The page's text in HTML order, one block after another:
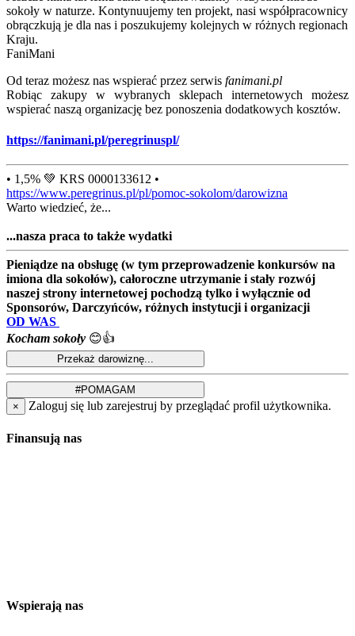
sokoły w naturze. Kontynuujemy ten projekt, nasi współpracownicy
obrączkują je dla nas i poszukujemy kolejnych w różnych regionach
Kraju.
FaniMani
Od teraz możesz nas wspierać przez serwis fanimani.pl
Robiąc zakupy w wybranych sklepach internetowych możesz
wspierać naszą organizację bez ponoszenia dodatkowych kosztów.
https://fanimani.pl/peregrinuspl/
• 1,5% 💚 KRS 0000133612 •
https://www.peregrinus.pl/pl/pomoc-sokolom/darowizna
Warto wiedzieć, że...
...nasza praca to także wydatki
Pieniądze na obsługę (w tym przeprowadzenie konkursów na
imiona dla sokołów), całoroczne utrzymanie i stały rozwój
naszej strony internetowej pochodzą tylko i wyłącznie od
Sponsorów, Darczyńców, różnych instytucji i organizacji
OD WAS
Kocham sokoły 😊👍
× Zaloguj się lub zarejestruj by przeglądać profil użytkownika.
Finansują nas
Wspierają nas